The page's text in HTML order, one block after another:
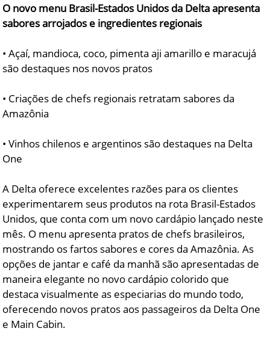
TV ZILDA BRANDÃO
ÚLTIMAS NOTÍCIAS
FALE CONOSCO
O novo menu Brasil-Estados Unidos da Delta apresenta
sabores arrojados e ingredientes regionais
• Açaí, mandioca, coco, pimenta aji amarillo e maracujá
são destaques nos novos pratos
• Criações de chefs regionais retratam sabores da
Amazônia
• Vinhos chilenos e argentinos são destaques na Delta
One
A Delta oferece excelentes razões para os clientes
experimentarem seus produtos na rota Brasil-Estados
Unidos, que conta com um novo cardápio lançado neste
mês. O menu apresenta pratos de chefs brasileiros,
mostrando os fartos sabores e cores da Amazônia. As
opções de jantar e café da manhã são apresentadas de
maneira elegante no novo cardápio colorido que
destaca visualmente as especiarias do mundo todo,
oferecendo novos pratos aos passageiros da Delta One
e Main Cabin.